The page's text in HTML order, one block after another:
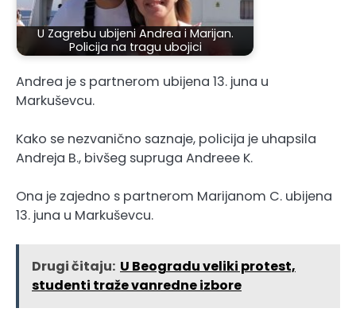
U Zagrebu ubijeni Andrea i Marijan.
Policija na tragu ubojici
Andrea je s partnerom ubijena 13. juna u
Markuševcu.
Kako se nezvanično saznaje, policija je uhapsila
Andreja B., bivšeg supruga Andreee K.
Ona je zajedno s partnerom Marijanom C. ubijena
13. juna u Markuševcu.
Drugi čitaju: U Beogradu veliki protest,
studenti traže vanredne izbore